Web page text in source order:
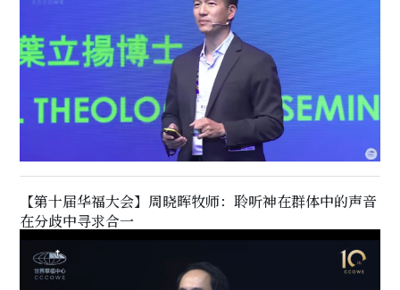
【第十届华福大会】周晓晖牧师：聆听神在群体中的声音
在分歧中寻求合一